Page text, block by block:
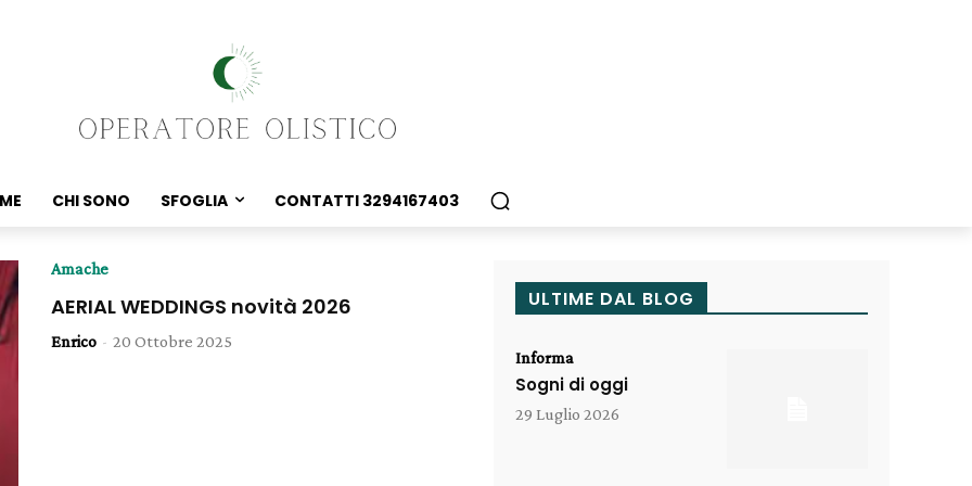
CHI SONO SFOGLIA CONTATTI 3294167403
Amache
AERIAL WEDDINGS novità 2026
Enrico - 20 Ottobre 2025
ULTIME DAL BLOG
Informa
Sogni di oggi
29 Luglio 2026